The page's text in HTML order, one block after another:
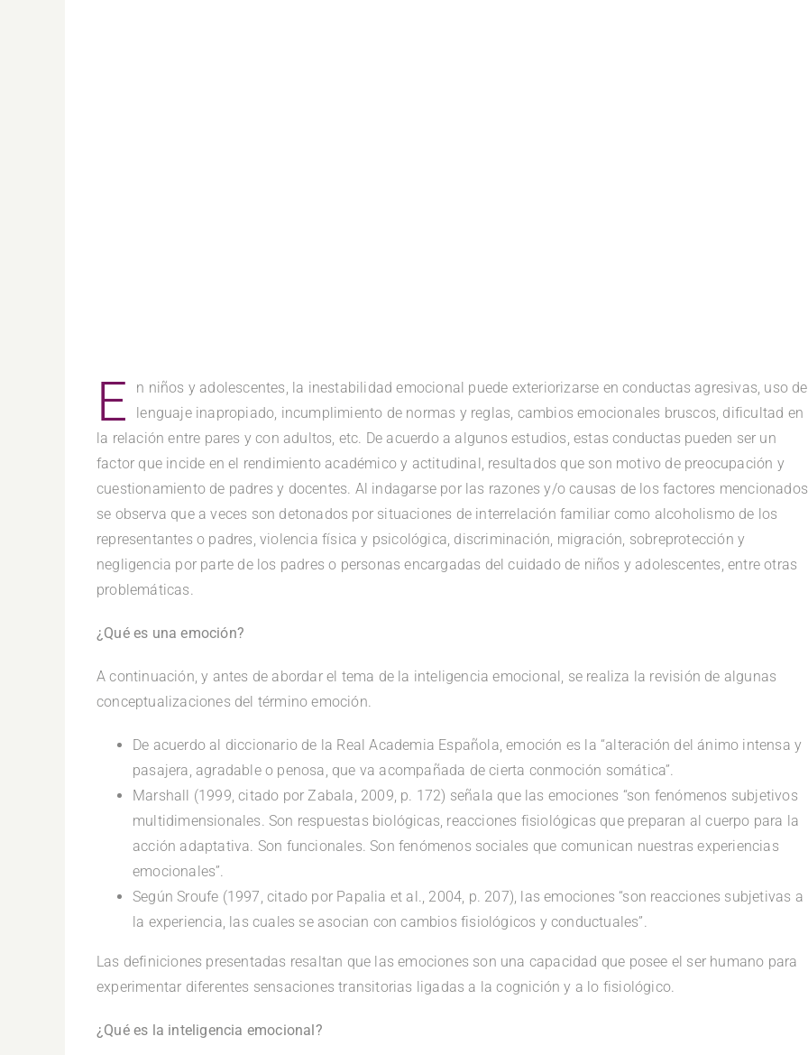
E
n niños y adolescentes, la inestabilidad emocional puede exteriorizarse en conductas agresivas, uso de
lenguaje inapropiado, incumplimiento de normas y reglas, cambios emocionales bruscos, dificultad en
la relación entre pares y con adultos, etc. De acuerdo a algunos estudios, estas conductas pueden ser un
factor que incide en el rendimiento académico y actitudinal, resultados que son motivo de preocupación y
cuestionamiento de padres y docentes. Al indagarse por las razones y/o causas de los factores
se observa que a veces son detonados por situaciones de interrelación familiar como alcoholismo de los
representantes o padres, violencia física y psicológica, discriminación, migración, sobreprotección y
negligencia por parte de los padres o personas encargadas del cuidado de niños y adolescentes, entre otras
problemáticas.
¿Qué es una emoción?
A continuación, y antes de abordar el tema de la inteligencia emocional, se realiza la revisión de algunas
conceptualizaciones del término emoción.
De acuerdo al diccionario de la Real Academia Española, emoción es la “alteración del ánimo intensa y
pasajera, agradable o penosa, que va acompañada de cierta conmoción somática”.
Marshall (1999, citado por Zabala, 2009, p. 172) señala que las emociones “son fenómenos subjetivos
multidimensionales. Son respuestas biológicas, reacciones fisiológicas que preparan al cuerpo para la
acción adaptativa. Son funcionales. Son fenómenos sociales que comunican nuestras experiencias
emocionales”.
Según Sroufe (1997, citado por Papalia et al., 2004, p. 207), las emociones “son reacciones subjetivas a
la experiencia, las cuales se asocian con cambios fisiológicos y conductuales”.
Las definiciones presentadas resaltan que las emociones son una capacidad que posee el ser humano para
experimentar diferentes sensaciones transitorias ligadas a la cognición y a lo fisiológico.
¿Qué es la inteligencia emocional?